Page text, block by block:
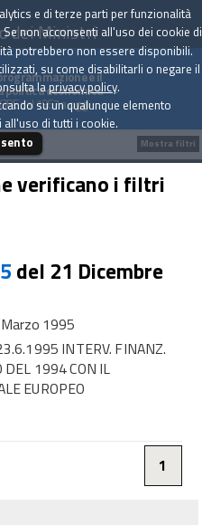
dei Ministri
e il
politica economica
dal 1967 a oggi
verificano i filtri
del 21 Dicembre
Marzo 1995
INTERV. FINANZ.
DEL 1994 CON IL
EUROPEO
1
Mostra filtri
e di terze parti per funzionalità
non acconsenti all'uso dei cookie di
potrebbero non essere disponibili.
su come disabilitarli o negare il
laprivacy policy.
su un qualunque elemento
di tutti i cookie.